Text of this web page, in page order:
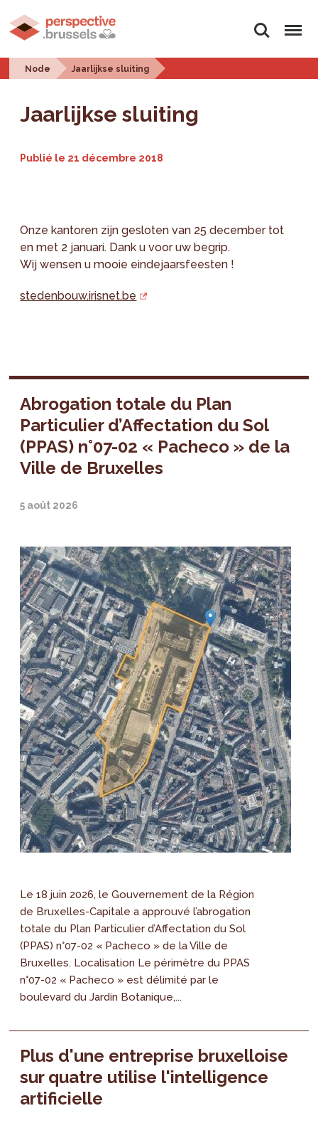
Rechercher
Menu
Node Jaarlijkse sluiting
Jaarlijkse sluiting
Publié le 21 décembre 2018
Onze kantoren zijn gesloten van 25 december tot
en met 2 januari. Dank u voor uw begrip.
Wij wensen u mooie eindejaarsfeesten !
stedenbouw.irisnet.be
Abrogation totale du Plan
Particulier d’Affectation du Sol
(PPAS) n°07-02 « Pacheco » de la
Ville de Bruxelles
5 août 2026
Le 18 juin 2026, le Gouvernement de la Région
de Bruxelles-Capitale a approuvé l’abrogation
totale du Plan Particulier d’Affectation du Sol
(PPAS) n°07-02 « Pacheco » de la Ville de
Bruxelles. Localisation Le périmètre du PPAS
n°07-02 « Pacheco » est délimité par le
boulevard du Jardin Botanique,...
Plus d'une entreprise bruxelloise
sur quatre utilise l'intelligence
artificielle